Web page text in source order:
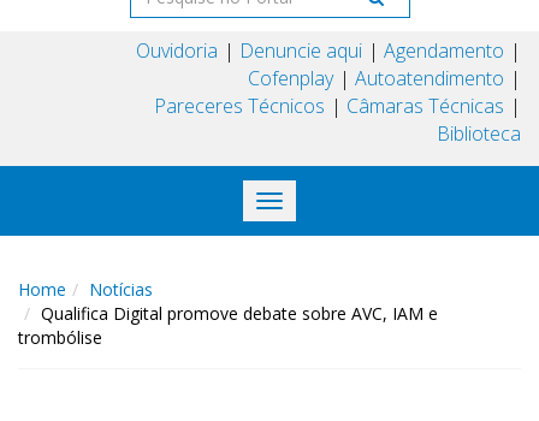
Ouvidoria Denuncie aqui
Agendamento
Cofenplay
Autoatendimento
Pareceres Técnicos
Câmaras Técnicas
Biblioteca
Toggle
navigation
Home
Notícias
Qualifica Digital promove debate sobre AVC, IAM e
trombólise